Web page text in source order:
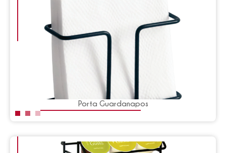
Porta Guardanapos